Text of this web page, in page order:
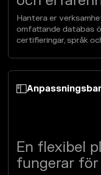
Hantera er
omfattande databas
certifieringar, språk

En flexibel
fungerar för